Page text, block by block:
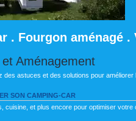
. Fourgon aménagé .
Aménagement
astuces et des solutions pour
SON CAMPING-CAR
cuisine, et plus encore pour optimiser votre